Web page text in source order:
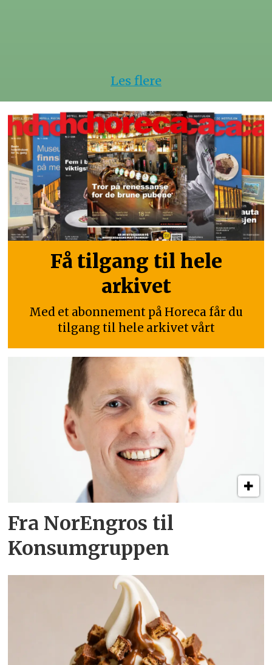
Les flere
Få tilgang til hele
arkivet
Med et abonnement på Horeca får du
tilgang til hele arkivet vårt
Fra NorEngros til
Konsumgruppen